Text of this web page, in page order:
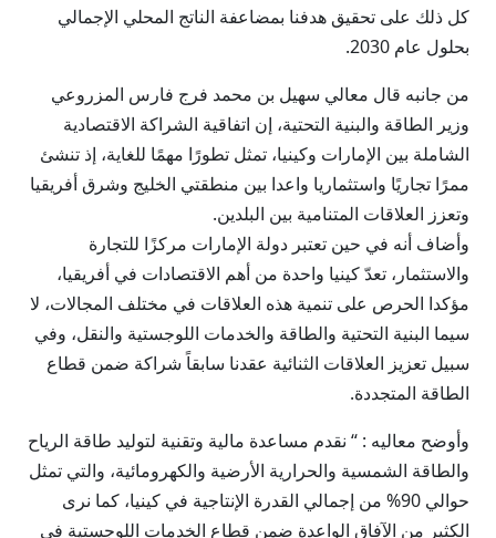
كل ذلك على تحقيق هدفنا بمضاعفة الناتج المحلي الإجمالي
بحلول عام 2030.
من جانبه قال معالي سهيل بن محمد فرج فارس المزروعي
وزير الطاقة والبنية التحتية، إن اتفاقية الشراكة الاقتصادية
الشاملة بين الإمارات وكينيا، تمثل تطورًا مهمًا للغاية، إذ تنشئ
ممرًا تجاريًا واستثماريا واعدا بين منطقتي الخليج وشرق أفريقيا
وتعزز العلاقات المتنامية بين البلدين.
وأضاف أنه في حين تعتبر دولة الإمارات مركزًا للتجارة
والاستثمار، تعدّ كينيا واحدة من أهم الاقتصادات في أفريقيا،
مؤكدا الحرص على تنمية هذه العلاقات في مختلف المجالات، لا
سيما البنية التحتية والطاقة والخدمات اللوجستية والنقل، وفي
سبيل تعزيز العلاقات الثنائية عقدنا سابقاً شراكة ضمن قطاع
الطاقة المتجددة.
وأوضح معاليه : “ نقدم مساعدة مالية وتقنية لتوليد طاقة الرياح
والطاقة الشمسية والحرارية الأرضية والكهرومائية، والتي تمثل
حوالي 90% من إجمالي القدرة الإنتاجية في كينيا، كما نرى
الكثير من الآفاق الواعدة ضمن قطاع الخدمات اللوجستية في